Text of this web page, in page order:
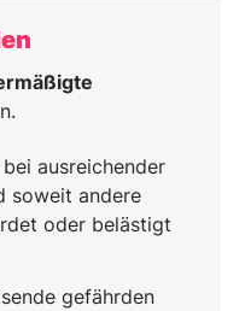
ausreichender
soweit andere
oder belästigt
gefährden